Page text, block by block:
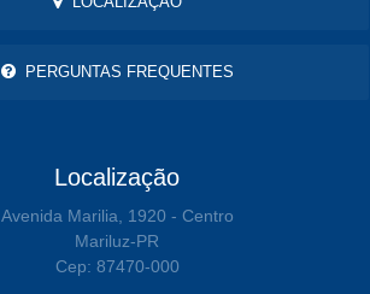
PERGUNTAS FREQUENTES
Localização
Avenida Marilia, 1920 - Centro
Mariluz-PR
Cep: 87470-000